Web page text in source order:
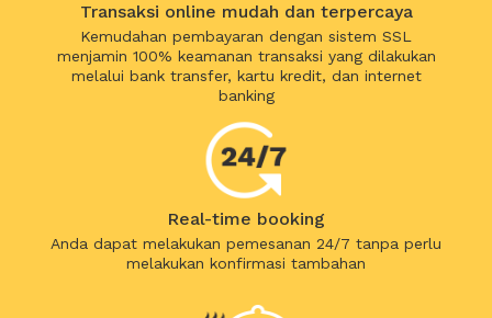
Transaksi online mudah dan terpercaya
Kemudahan pembayaran dengan sistem SSL
menjamin 100% keamanan transaksi yang dilakukan
melalui bank transfer, kartu kredit, dan internet
banking
Real-time booking
Anda dapat melakukan pemesanan 24/7 tanpa perlu
melakukan konfirmasi tambahan